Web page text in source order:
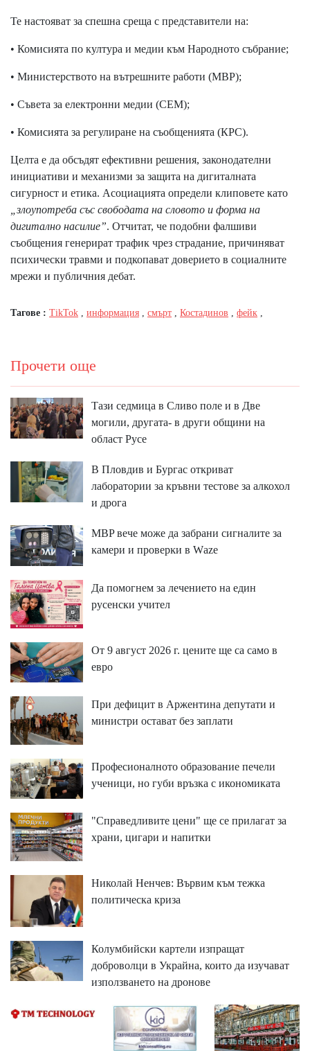
Те настояват за спешна среща с представители на:
• Комисията по култура и медии към Народното събрание;
• Министерството на вътрешните работи (МВР);
• Съвета за електронни медии (СЕМ);
• Комисията за регулиране на съобщенията (КРС).
Целта е да обсъдят ефективни решения, законодателни
инициативи и механизми за защита на дигиталната
сигурност и етика. Асоциацията определи клиповете като
„злоупотреба със свободата на словото и форма на
дигитално насилие”. Отчитат, че подобни фалшиви
съобщения генерират трафик чрез страдание, причиняват
психически травми и подкопават доверието в социалните
мрежи и публичния дебат.
Тагове : TikTok , информация , смърт , Костадинов , фейк ,
Прочети още
Тази седмица в Сливо поле и в Две
могили, другата- в други общини на
област Русе
В Пловдив и Бургас откриват
лаборатории за кръвни тестове за алкохол
и дрога
MBP вeчe мoжe дa зaбpaни cигнaлитe зa
ĸaмepи и пpoвepĸи в Wаzе
Да помогнем за лечението на един
русенски учител
От 9 август 2026 г. цените ще са само в
евро
При дефицит в Аржентина депутати и
министри остават без заплати
Професионалното образование печели
ученици, но губи връзка с икономиката
"Справедливите цени" ще се прилагат за
храни, цигари и напитки
Николай Ненчев: Вървим към тежка
политическа криза
Колумбийски картели изпращат
доброволци в Украйна, които да изучават
използването на дронове